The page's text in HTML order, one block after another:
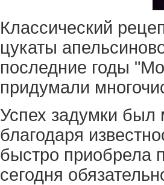
Классический
цукаты
последние годы
придумали
Успех задумки был
благодаря
быстро приобрела
сегодня